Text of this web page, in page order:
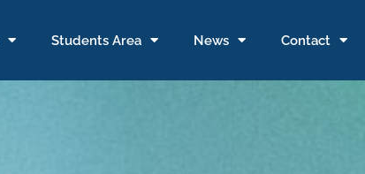
Students Area News Contact